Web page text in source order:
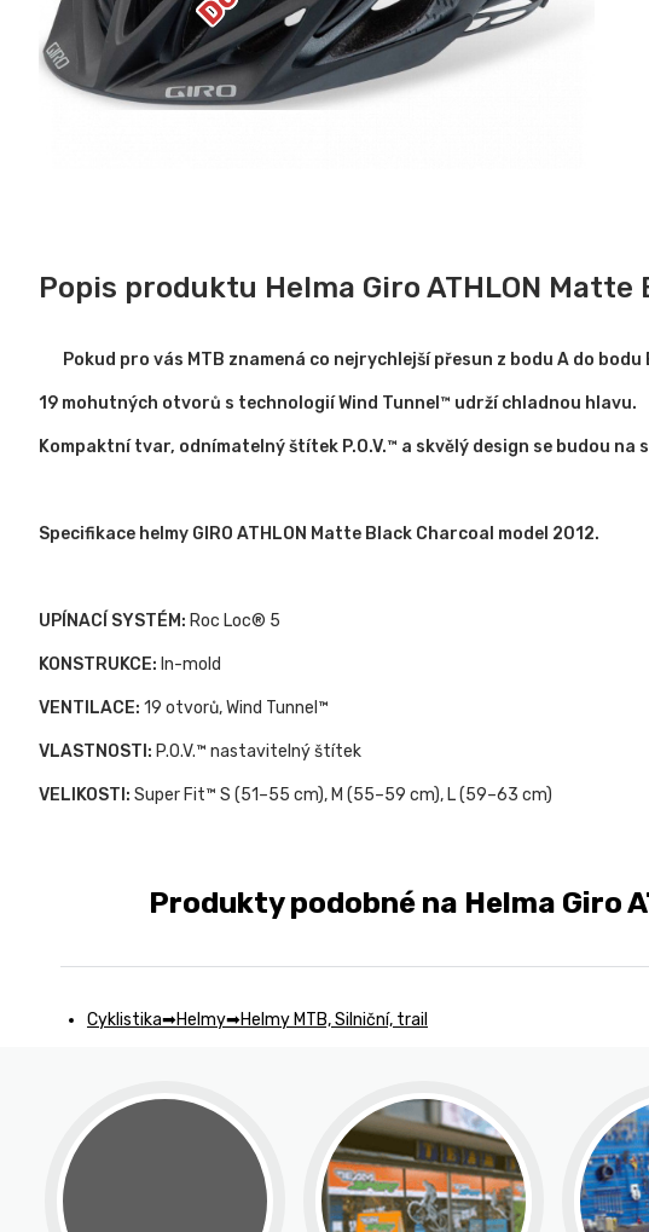
Popis produktu Helma Giro ATHLON Matte
Pokud pro vás MTB znamená co nejrychlejší přesun z bodu A do
19 mohutných otvorů s technologií Wind Tunnel™ udrží chladnou hlavu.
Kompaktní tvar, odnímatelný štítek P.O.V.™ a skvělý design se budou
Specifikace helmy GIRO ATHLON Matte Black Charcoal model 2012.
UPÍNACÍ SYSTÉM: Roc Loc® 5
KONSTRUKCE: In-mold
VENTILACE: 19 otvorů, Wind Tunnel™
VLASTNOSTI: P.O.V.™ nastavitelný štítek
VELIKOSTI: Super Fit™ S (51–55 cm), M (55–59 cm), L (59–63 cm)
Produkty podobné na Helma Giro
Cyklistika Helmy Helmy MTB, Silniční, trail